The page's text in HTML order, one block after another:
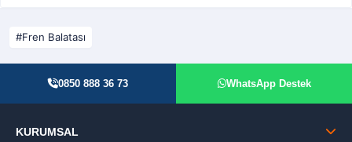
Fren Balatası
0850 888 36 73 WhatsApp Destek
KURUMSAL